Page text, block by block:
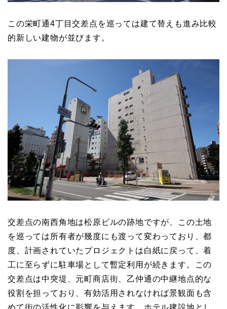
この栄町通4丁目交差点を巡っては建て替えも進み比較
的新しい建物が並びます。
交差点の南西角地は松原ビルの跡地ですが、この土地
を巡っては所有者が幾度にも渡って変わっており、都
度、計画されていたプロジェクトは白紙に戻って、着
工に至らずに駐車場として暫定利用が続きます。この
交差点は中突堤、元町商店街、乙仲通の中継地点的な
役割を担っており、有効活用されなければ景観面も含
めて街の活性化に影響を与えます。ホテル建設地とし